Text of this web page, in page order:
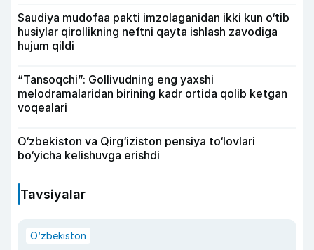
Saudiya mudofaa pakti imzolaganidan ikki kun o‘tib
husiylar qirollikning neftni qayta ishlash zavodiga
hujum qildi
“Tansoqchi”: Gollivudning eng yaxshi
melodramalaridan birining kadr ortida qolib ketgan
voqealari
O‘zbekiston va Qirg‘iziston pensiya to‘lovlari
bo‘yicha kelishuvga erishdi
Tavsiyalar
O‘zbekiston